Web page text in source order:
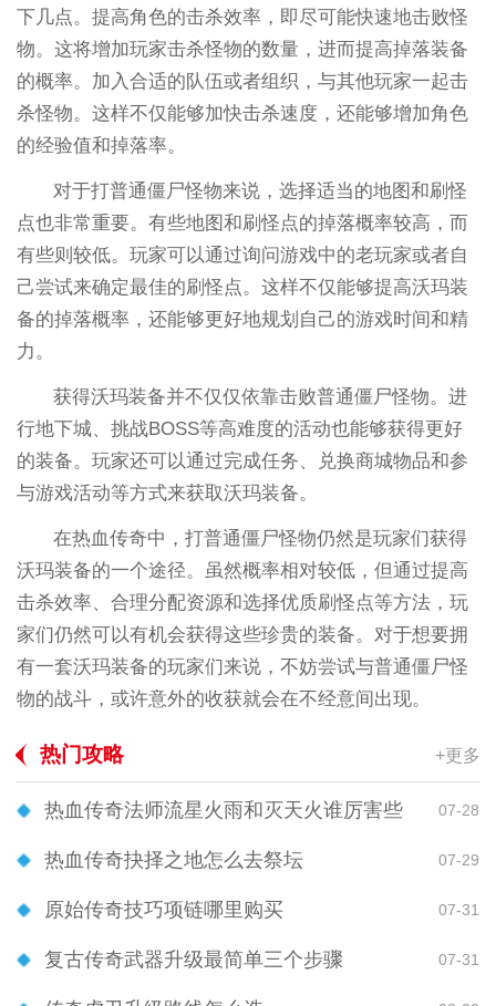
下几点。提高角色的击杀效率，即尽可能快速地击败怪
物。这将增加玩家击杀怪物的数量，进而提高掉落装备
的概率。加入合适的队伍或者组织，与其他玩家一起击
杀怪物。这样不仅能够加快击杀速度，还能够增加角色
的经验值和掉落率。
对于打普通僵尸怪物来说，选择适当的地图和刷怪
点也非常重要。有些地图和刷怪点的掉落概率较高，而
有些则较低。玩家可以通过询问游戏中的老玩家或者自
己尝试来确定最佳的刷怪点。这样不仅能够提高沃玛装
备的掉落概率，还能够更好地规划自己的游戏时间和精
力。
获得沃玛装备并不仅仅依靠击败普通僵尸怪物。进
行地下城、挑战BOSS等高难度的活动也能够获得更好
的装备。玩家还可以通过完成任务、兑换商城物品和参
与游戏活动等方式来获取沃玛装备。
在热血传奇中，打普通僵尸怪物仍然是玩家们获得
沃玛装备的一个途径。虽然概率相对较低，但通过提高
击杀效率、合理分配资源和选择优质刷怪点等方法，玩
家们仍然可以有机会获得这些珍贵的装备。对于想要拥
有一套沃玛装备的玩家们来说，不妨尝试与普通僵尸怪
物的战斗，或许意外的收获就会在不经意间出现。
热门攻略 +更多
热血传奇法师流星火雨和灭天火谁厉害些 07-28
热血传奇抉择之地怎么去祭坛 07-29
原始传奇技巧项链哪里购买 07-31
复古传奇武器升级最简单三个步骤 07-31